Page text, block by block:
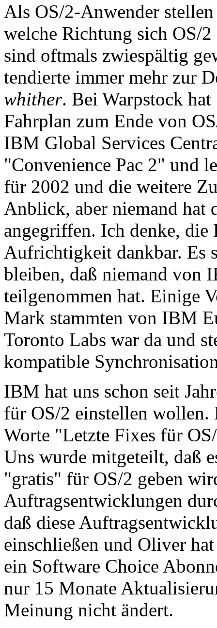
Als OS/2-Anwender
welche Richtung sich OS/
sind oftmals zwiespältig
tendierte immer mehr zur
whither. Bei Warpstock
Fahrplan zum Ende von
IBM Global Services
"Convenience Pac 2" und
für 2002 und die weitere
Anblick, aber niemand hat
angegriffen. Ich denke,
Aufrichtigkeit dankbar. Es
bleiben, daß niemand von
teilgenommen hat. Einige
Mark stammten von IBM
Toronto Labs war da und
kompatible
IBM hat uns schon seit
für OS/2 einstellen
Worte "Letzte Fixes für
Uns wurde mitgeteilt, daß
"gratis" für OS/2 geben
Auftragsentwicklungen
daß diese
einschließen und Oliver
ein Software Choice
nur 15 Monate
Meinung nicht ändert.